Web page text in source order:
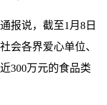
说，截至1月8日
会各界爱心单位、
300万元的食品类